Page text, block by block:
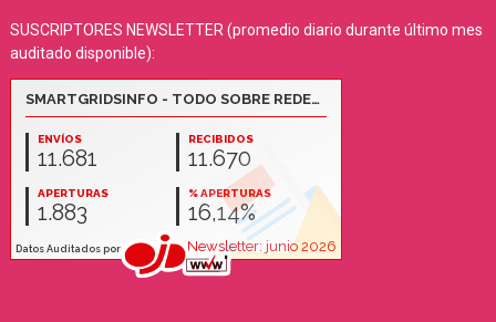
SUSCRIPTORES NEWSLETTER (promedio diario durante último mes
auditado disponible):